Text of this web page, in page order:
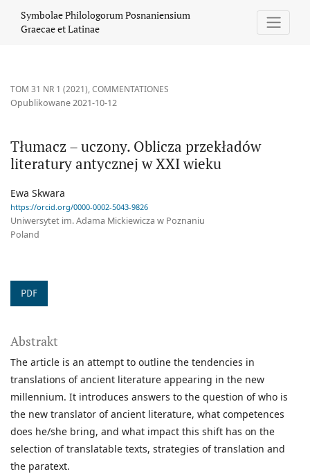
Symbolae Philologorum Posnaniensium
Graecae et Latinae
TOM 31 NR 1 (2021),COMMENTATIONES
Tłumacz – uczony. Oblicza przekładów
literatury antycznej w XXI wieku
Opublikowane 2021-10-12
Ewa Skwara
https://orcid.org/0000-0002-5043-9826
Uniwersytet im. Adama Mickiewicza w Poznaniu
Poland
PDF
Abstrakt
The article is an attempt to outline the tendencies in
translations of ancient literature appearing in the new
millennium. It introduces answers to the question of who is
the new translator of ancient literature, what competences
does he/she bring, and what impact this shift has on the
selection of translatable texts, strategies of translation and
the paratext.